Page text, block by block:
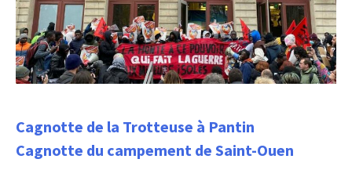
Cagnotte de la Trotteuse à Pantin
Cagnotte du campement de Saint-Ouen